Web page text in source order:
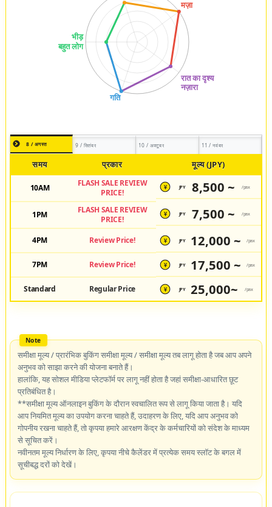
8 / अगस्त 9 / सितंबर 10 / अक्टूबर 11 / नवंबर
समय प्रकार मूल्य (JPY)
10AM
FLASH SALE REVIEW
PRICE!
¥ JPY 8,500 ~ /pax
1PM
FLASH SALE REVIEW
PRICE!
¥ JPY 7,500 ~ /pax
4PM Review Price! ¥ JPY 12,000 ~ /pax
7PM Review Price! ¥ JPY 17,500 ~ /pax
Standard Regular Price ¥ JPY 25,000~ /pax
समीक्षा मूल्य / प्रारंभिक बुकिंग समीक्षा मूल्य / समीक्षा मूल्य तब लागू होता है जब आप अपने
अनुभव को साझा करने की योजना बनाते हैं।
हालांकि, यह सोशल मीडिया प्लेटफॉर्म पर लागू नहीं होता है जहां समीक्षा-आधारित छूट
प्रतिबंधित है।
**समीक्षा मूल्य ऑनलाइन बुकिंग के दौरान स्वचालित रूप से लागू किया जाता है। यदि
आप नियमित मूल्य का उपयोग करना चाहते हैं, उदाहरण के लिए, यदि आप अनुभव को
गोपनीय रखना चाहते हैं, तो कृपया हमारे आरक्षण केंद्र के कर्मचारियों को संदेश के माध्यम
से सूचित करें।
नवीनतम मूल्य निर्धारण के लिए, कृपया नीचे कैलेंडर में प्रत्येक समय स्लॉट के बगल में
सूचीबद्ध दरों को देखें।